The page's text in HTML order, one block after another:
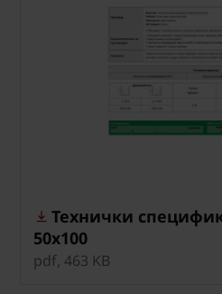
Технички
50x100
pdf, 463 KB